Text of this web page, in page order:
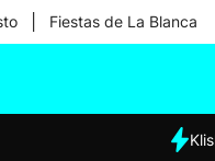
Fiestas de La Blanca